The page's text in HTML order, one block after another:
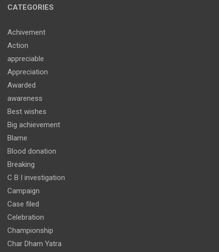
CATEGORIES
Achivement
Action
appreciable
Appreciation
Awarded
awareness
Best wishes
Big achievement
Blame
Blood donation
Breaking
C B I investigation
Campaign
Case filed
Celebration
Championship
Char Dham Yatra